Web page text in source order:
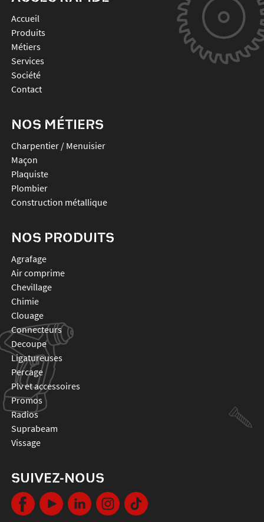
Accueil
Produits
Métiers
Services
Société
Contact
NOS MÉTIERS
Charpentier / Menuisier
Maçon
Plaquiste
Plombier
Construction métallique
NOS PRODUITS
agrafage
air comprime
chevillage
chimie
clouage
connecteurs
decoupe
ligatureuses
percage
plv et accessoires
promos
radios
suprabeam
vissage
SUIVEZ-NOUS